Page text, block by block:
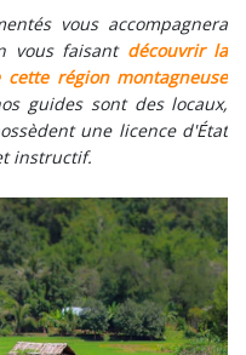
vous accompagnera
vous faisant découvrir la
région montagneuse
guides sont des locaux,
une licence d'État
instructif.